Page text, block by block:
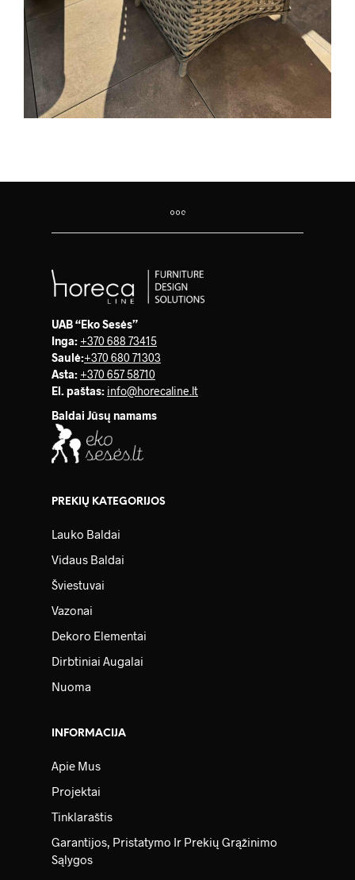
UAB “Eko Sesės”
Inga: +370 688 73415
Saulė:+370 680 71303
Asta: +370 657 58710
El. paštas: info@horecaline.lt
Baldai Jūsų namams
PREKIŲ KATEGORIJOS
Lauko Baldai
Vidaus Baldai
Šviestuvai
Vazonai
Dekoro Elementai
Dirbtiniai Augalai
Nuoma
INFORMACIJA
Apie Mus
Projektai
Tinklaraštis
Garantijos, Pristatymo Ir Prekių Grąžinimo
Sąlygos